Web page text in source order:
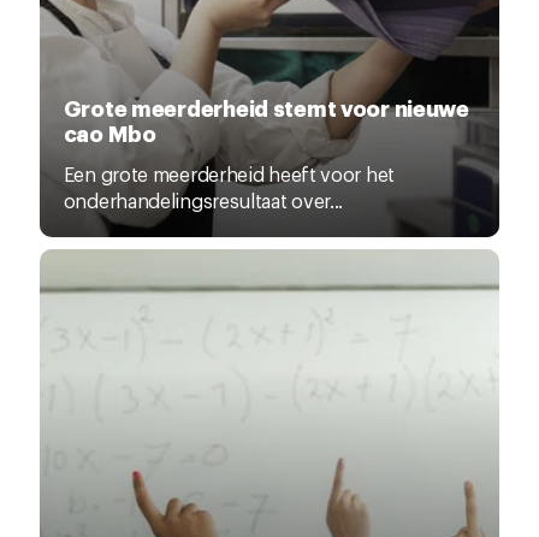
Grote meerderheid stemt voor nieuwe
cao Mbo
Een grote meerderheid heeft voor het
onderhandelingsresultaat over...